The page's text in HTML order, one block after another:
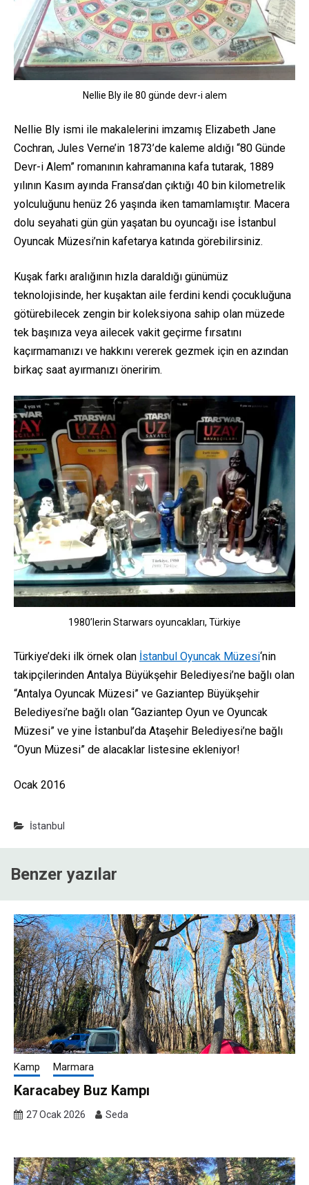
Nellie Bly ile 80 günde devr-i alem
Nellie Bly ismi ile makalelerini imzamış Elizabeth Jane
Cochran, Jules Verne’in 1873’de kaleme aldığı “80 Günde
Devr-i Alem” romanının kahramanına kafa tutarak, 1889
yılının Kasım ayında Fransa’dan çıktığı 40 bin kilometrelik
yolculuğunu henüz 26 yaşında iken tamamlamıştır. Macera
dolu seyahati gün gün yaşatan bu oyuncağı ise İstanbul
Oyuncak Müzesi’nin kafetarya katında görebilirsiniz.
Kuşak farkı aralığının hızla daraldığı günümüz
teknolojisinde, her kuşaktan aile ferdini kendi çocukluğuna
götürebilecek zengin bir koleksiyona sahip olan müzede
tek başınıza veya ailecek vakit geçirme fırsatını
kaçırmamanızı ve hakkını vererek gezmek için en azından
birkaç saat ayırmanızı öneririm.
1980’lerin Starwars oyuncakları, Türkiye
Türkiye’deki ilk örnek olan İstanbul Oyuncak Müzesi‘nin
takipçilerinden Antalya Büyükşehir Belediyesi’ne bağlı olan
“Antalya Oyuncak Müzesi” ve Gaziantep Büyükşehir
Belediyesi’ne bağlı olan “Gaziantep Oyun ve Oyuncak
Müzesi” ve yine İstanbul’da Ataşehir Belediyesi’ne bağlı
“Oyun Müzesi” de alacaklar listesine ekleniyor!
Ocak 2016
İstanbul
Benzer yazılar
Kamp Marmara
Karacabey Buz Kampı
27 Ocak 2026 Seda